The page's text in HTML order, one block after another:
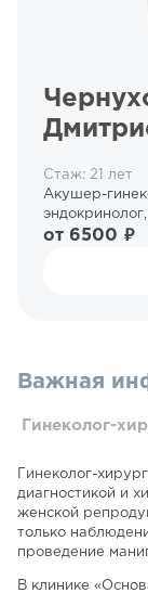
Стаж: 21 лет
Акушер-
от 6500 ₽
Важная
Гинеколог-
Гинеколог-
диагностикой и
женской
только
проведение
В клинике